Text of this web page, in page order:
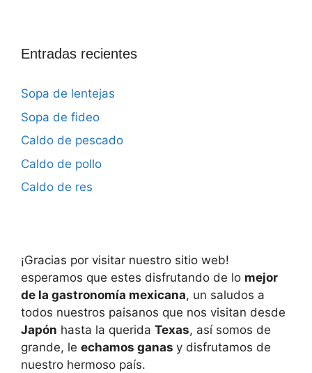
Entradas recientes
Sopa de lentejas
Sopa de fideo
Caldo de pescado
Caldo de pollo
Caldo de res
¡Gracias por visitar nuestro sitio web!
esperamos que estes disfrutando de lo mejor
de la gastronomía mexicana, un saludos a
todos nuestros paisanos que nos visitan desde
Japón hasta la querida Texas, así somos de
grande, le echamos ganas y disfrutamos de
nuestro hermoso país.